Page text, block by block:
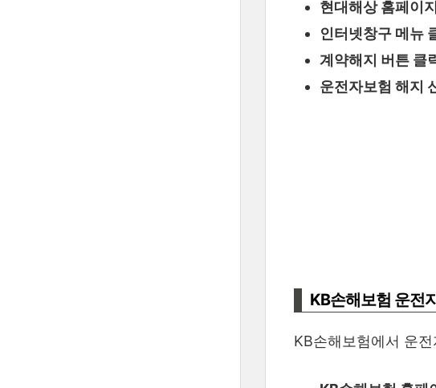
현대해상 홈페이
인터넷창구 메뉴
계약해지 버튼 클
운전자보험 해지
KB손해보험 운전
KB손해보험에서 운